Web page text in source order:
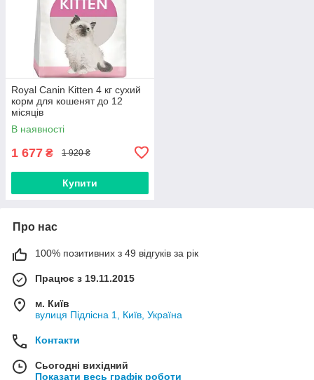
Royal Canin Kitten 4 кг сухий
корм для кошенят до 12
місяців
В наявності
1 677 ₴ 1 920 ₴
Купити
Про нас
100% позитивних з 49 відгуків за рік
Працює з 19.11.2015
м. Київ
вулиця Підлісна 1, Київ, Україна
Контакти
Сьогодні вихідний
Показати весь графік роботи